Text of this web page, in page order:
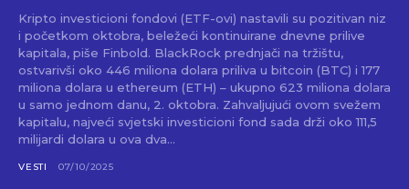
Kripto investicioni fondovi (ETF-ovi) nastavili su pozitivan niz
i početkom oktobra, beležeći kontinuirane dnevne prilive
kapitala, piše Finbold. BlackRock prednjači na tržištu,
ostvarivši oko 446 miliona dolara priliva u bitcoin (BTC) i 177
miliona dolara u ethereum (ETH) – ukupno 623 miliona dolara
u samo jednom danu, 2. oktobra. Zahvaljujući ovom svežem
kapitalu, najveći svjetski investicioni fond sada drži oko 111,5
milijardi dolara u ova dva...
VESTI 07/10/2025